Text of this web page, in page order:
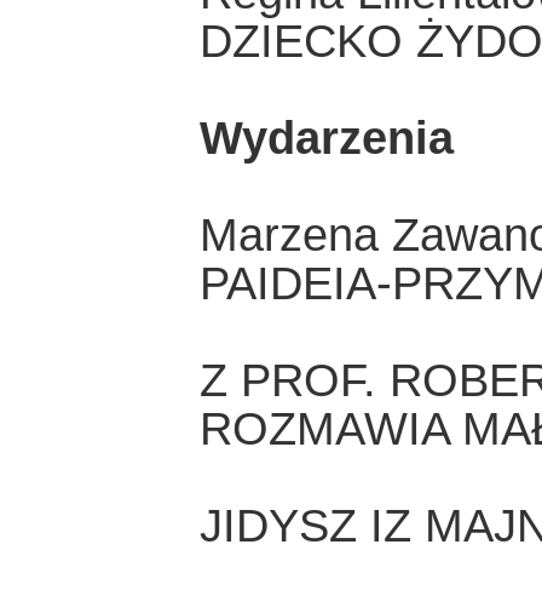
DZIECKO
Wydarzenia
Marzena
PAIDEIA-
Z PROF.
ROZMAWIA
JIDYSZ IZ